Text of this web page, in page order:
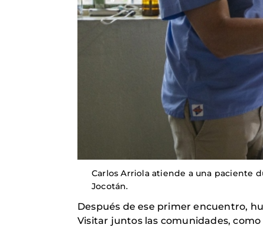
Carlos Arriola atiende a una paciente
Jocotán.
Después de ese primer encuentro,
Visitar juntos las comunidades, como